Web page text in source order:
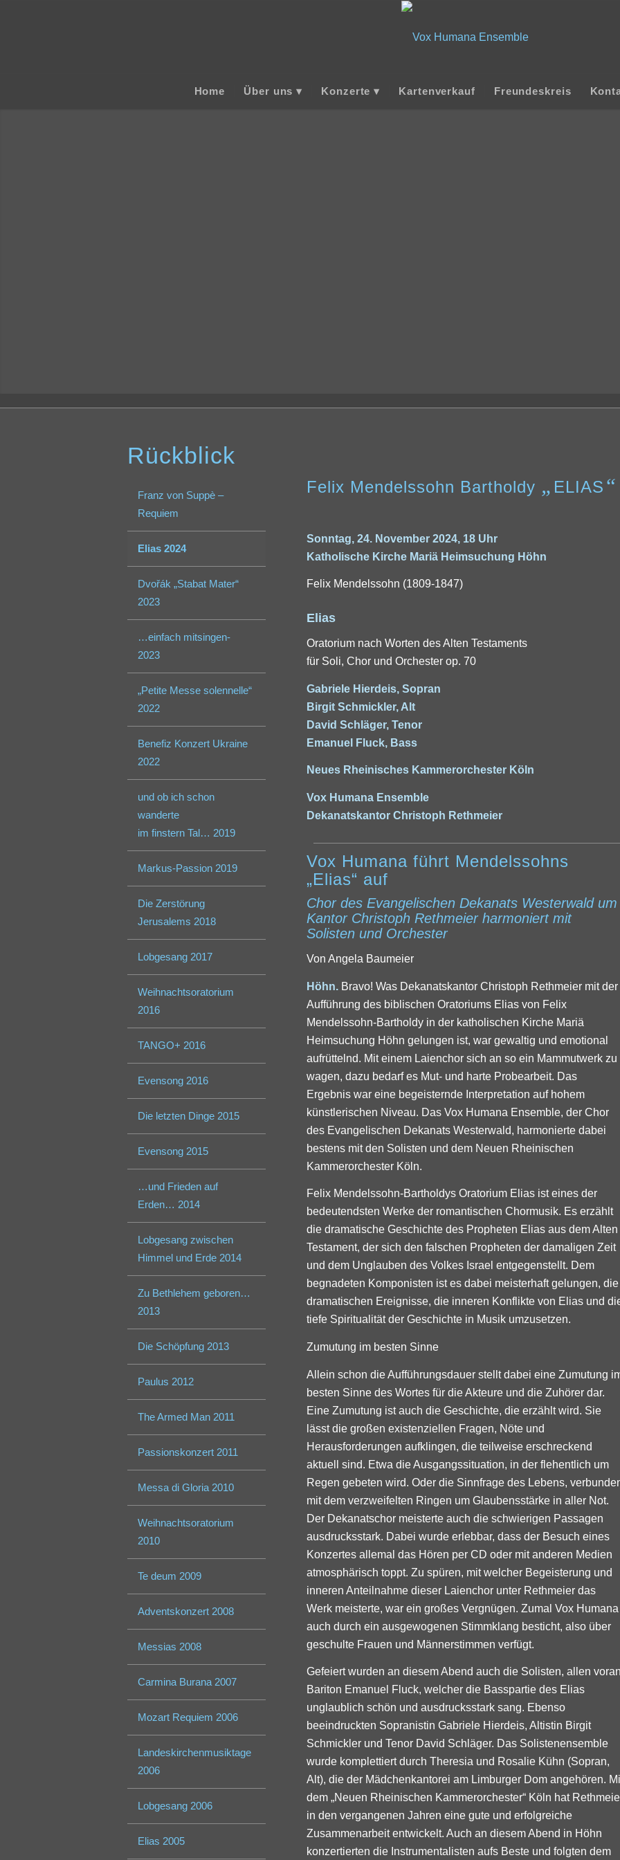
Home Über uns Konzerte Kartenverkauf Freundeskreis
Rückblick
Franz von Suppè –
Requiem
Elias 2024
Dvořák „Stabat Mater“
2023
…einfach mitsingen-
2023
„Petite Messe solennelle“
2022
Benefiz Konzert Ukraine
2022
und ob ich schon
wanderte
im finstern Tal… 2019
Markus-Passion 2019
Die Zerstörung
Jerusalems 2018
Lobgesang 2017
Weihnachtsoratorium
2016
TANGO+ 2016
Evensong 2016
Die letzten Dinge 2015
Evensong 2015
…und Frieden auf
Erden… 2014
Lobgesang zwischen
Himmel und Erde 2014
Zu Bethlehem geboren…
2013
Die Schöpfung 2013
Paulus 2012
The Armed Man 2011
Passionskonzert 2011
Messa di Gloria 2010
Weihnachtsoratorium
2010
Te deum 2009
Adventskonzert 2008
Messias 2008
Carmina Burana 2007
Mozart Requiem 2006
Landeskirchenmusiktage
2006
Lobgesang 2006
Elias 2005
Felix Mendelssohn Bartholdy „ ELIAS “
Sonntag, 24. November 2024, 18 Uhr
Katholische Kirche Mariä Heimsuchung Höhn
Felix Mendelssohn (1809-1847)
Elias
Oratorium nach Worten des Alten Testaments
für Soli, Chor und Orchester op. 70
Gabriele Hierdeis, Sopran
Birgit Schmickler, Alt
David Schläger, Tenor
Emanuel Fluck, Bass
Neues Rheinisches Kammerorchester Köln
Vox Humana Ensemble
Dekanatskantor Christoph Rethmeier
Vox Humana führt Mendelssohns
„Elias“ auf
Chor des Evangelischen Dekanats Westerwald um
Kantor Christoph Rethmeier harmoniert mit
Solisten und Orchester
Von Angela Baumeier
Höhn.Bravo! Was Dekanatskantor Christoph Rethmeier mit der
Aufführung des biblischen Oratoriums Elias von Felix
Mendelssohn-Bartholdy in der katholischen Kirche Mariä
Heimsuchung Höhn gelungen ist, war gewaltig und emotional
aufrüttelnd. Mit einem Laienchor sich an so ein Mammutwerk zu
wagen, dazu bedarf es Mut- und harte Probearbeit. Das
Ergebnis war eine begeisternde Interpretation auf hohem
künstlerischen Niveau. Das Vox Humana Ensemble, der Chor
des Evangelischen Dekanats Westerwald, harmonierte dabei
bestens mit den Solisten und dem Neuen Rheinischen
Kammerorchester Köln.
Felix Mendelssohn-Bartholdys Oratorium Elias ist eines der
bedeutendsten Werke der romantischen Chormusik. Es erzählt
die dramatische Geschichte des Propheten Elias aus dem Alten
Testament, der sich den falschen Propheten der damaligen Zeit
und dem Unglauben des Volkes Israel entgegenstellt. Dem
begnadeten Komponisten ist es dabei meisterhaft gelungen, die
dramatischen Ereignisse, die inneren Konflikte von Elias und
tiefe Spiritualität der Geschichte in Musik umzusetzen.
Zumutung im besten Sinne
Allein schon die Aufführungsdauer stellt dabei eine Zumutung
besten Sinne des Wortes für die Akteure und die Zuhörer dar.
Eine Zumutung ist auch die Geschichte, die erzählt wird. Sie
lässt die großen existenziellen Fragen, Nöte und
Herausforderungen aufklingen, die teilweise erschreckend
aktuell sind. Etwa die Ausgangssituation, in der flehentlich um
Regen gebeten wird. Oder die Sinnfrage des Lebens,
mit dem verzweifelten Ringen um Glaubensstärke in aller Not.
Der Dekanatschor meisterte auch die schwierigen Passagen
ausdrucksstark. Dabei wurde erlebbar, dass der Besuch eines
Konzertes allemal das Hören per CD oder mit anderen Medien
atmosphärisch toppt. Zu spüren, mit welcher Begeisterung und
inneren Anteilnahme dieser Laienchor unter Rethmeier das
Werk meisterte, war ein großes Vergnügen. Zumal Vox Humana
auch durch ein ausgewogenen Stimmklang besticht, also über
geschulte Frauen­ und Männerstimmen verfügt.
Gefeiert wurden an diesem Abend auch die Solisten, allen voran
Bariton Emanuel Fluck, welcher die Basspartie des Elias
unglaublich schön und ausdrucksstark sang. Ebenso
beeindruckten Sopranistin Gabriele Hierdeis, Altistin Birgit
Schmickler und Tenor David Schläger. Das Solistenensemble
wurde komplettiert durch Theresia und Rosalie Kühn (Sopran,
Alt), die der Mädchen­kantorei am Limburger Dom angehören.
dem „Neuen Rheinischen Kammerorchester“ Köln hat
in den vergangenen Jahren eine gute und erfolgreiche
Zusammenarbeit entwickelt. Auch an diesem Abend in Höhn
konzertierten die Instrumentalisten aufs Beste und folgten dem